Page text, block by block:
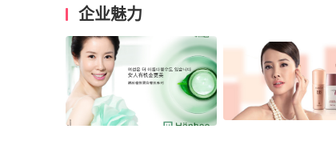
小品类：面膜、香水、洗护等；
高端纯进口品牌——日本纯进口高端品牌：ARSOA安
OBETTY欧巴蒂。
公司业务遍布专业美容院、日化精品店和百货商场专
陕西雅凯的知名度和美誉度也在不断攀升，越来越多
体系里。陕西雅凯已步入快速发展的轨道，经营、销
企业魅力